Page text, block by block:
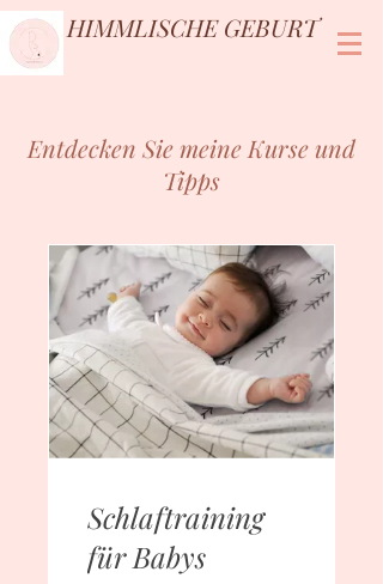
HIMMLISCHE GEBURT
Entdecken Sie meine Kurse und
Tipps
Schlaftraining
für Babys